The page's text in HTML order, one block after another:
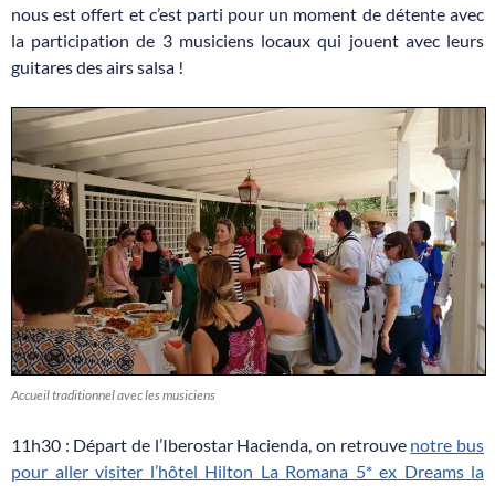
nous est offert et c’est parti pour un moment de détente avec
la participation de 3 musiciens locaux qui jouent avec leurs
guitares des airs salsa !
Accueil traditionnel avec les musiciens
11h30 : Départ de l’Iberostar Hacienda, on retrouve notre bus
pour aller visiter l’hôtel Hilton La Romana 5* ex Dreams la